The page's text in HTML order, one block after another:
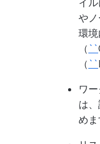
イ
や
環
（ ``
（ ``
ワ
は
めま